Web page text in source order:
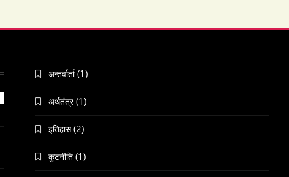
अन्तर्वार्ता (1)
अर्थतंत्र (1)
इतिहास (2)
कुटनीति (1)